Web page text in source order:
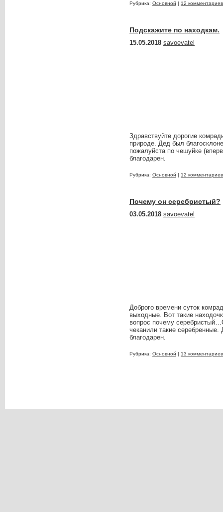
Рубрика: Основной | 12
Подскажите по находкам.
15.05.2018 savoevatel
Здравствуйте дорогие
природе. Дед был
пожалуйста по чешуйке
благодарен.
Рубрика: Основной | 12
Почему он серебристый?
03.05.2018 savoevatel
Доброго времени суток
выходные. Вот такие
вопрос почему
чеканили такие
благодарен.
Рубрика: Основной | 13